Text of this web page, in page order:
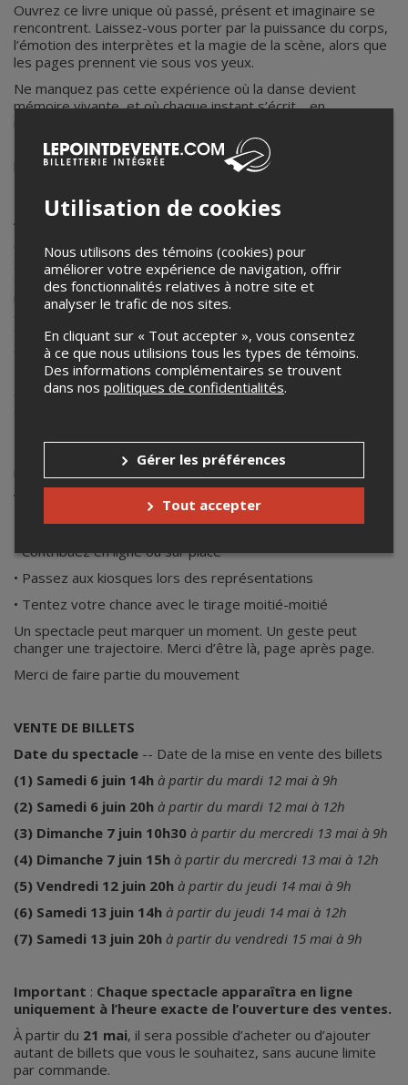
Ouvrez ce livre unique où passé, présent et imaginaire se
rencontrent. Laissez-vous porter par la puissance du corps,
l’émotion des interprètes et la magie de la scène, alors que
les pages prennent vie sous vos yeux.
Ne manquez pas cette expérience où la danse devient
mémoire vivante, et où chaque instant s’écrit… en
Réservez vos billets dès maintenant et entrez dans
l’histoire.
Au-delà de la scène, une histoire qui compte
Cette année, Les pages du temps : tome 34 ne raconte pas
seulement des histoires, elle en écrit une bien réelle. À
travers chacune de nos 7 représentations un même élan
nous rassemble : celui de l’engagement envers la prévention
du suicide. Parce que certaines pages sont plus lourdes à
traverser, nous choisissons, ensemble, d’y apporter lumière
et soutien.
Notre collaboration avec le Centre de prévention du suicide
de Lanaudière (CPSL) se poursuit avec cœur et
L’an dernier, votre générosité a permis de remettre 5
750,95 $. Cette année, chaque geste posé vient ajouter une
nouvelle ligne à cette histoire collective.
Vous souhaitez faire partie du mouvement ?
• Ajoutez un don lors de l’achat de vos billets
• Contribuez en ligne ou sur place
• Passez aux kiosques lors des représentations
• Tentez votre chance avec le tirage moitié-moitié
Un spectacle peut marquer un moment. Un geste peut
changer une trajectoire. Merci d’être là, page après page.
Merci de faire partie du mouvement
VENTE DE BILLETS
Date du spectacle -- Date de la mise en vente des billets
(1) Samedi 6 juin 14h à partir du mardi 12 mai à 9h
(2) Samedi 6 juin 20h à partir du mardi 12 mai à 12h
(3) Dimanche 7 juin 10h30 à partir du mercredi 13 mai à 9h
(4) Dimanche 7 juin 15h à partir du mercredi 13 mai à 12h
(5) Vendredi 12 juin 20h à partir du jeudi 14 mai à 9h
(6) Samedi 13 juin 14h à partir du jeudi 14 mai à 12h
(7) Samedi 13 juin 20h à partir du vendredi 15 mai à 9h
Important : Chaque spectacle apparaîtra en ligne
uniquement à l’heure exacte de l’ouverture des ventes.
À partir du 21 mai, il sera possible d’acheter ou d’ajouter
autant de billets que vous le souhaitez, sans aucune limite
par commande.
Utilisation de cookies
Nous utilisons des témoins (cookies) pour
améliorer votre expérience de navigation, offrir
des fonctionnalités relatives à notre site et
analyser le trafic de nos sites.
En cliquant sur « Tout accepter », vous consentez
à ce que nous utilisions tous les types de témoins.
Des informations complémentaires se trouvent
dans nos politiques de confidentialités.
Gérer les préférences
Tout accepter